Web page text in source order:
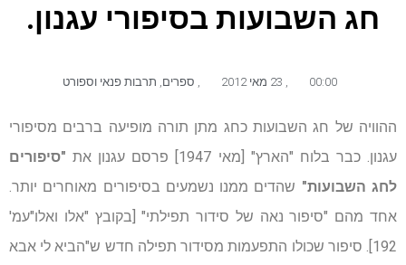
חג השבועות בסיפורי עגנון.
00:00
,
, ספרים, תרבות פנאי וספורט
ההוויה של חג השבועות כחג מתן תורה מופיעה ברבים מסיפורי
עגנון. כבר בלוח "הארץ" [מאי 1947] פרסם עגנון את
"סיפורים
לחג השבועות" שהדים ממנו נשמעים בסיפורים מאוחרים יותר.
אחד מהם "סיפור נאה של סידור תפילתי" [בקובץ "אלו ואלו"עמ'
192]. סיפור שכולו התפעמות מסידור תפילה חדש ש"הביא לי אבא